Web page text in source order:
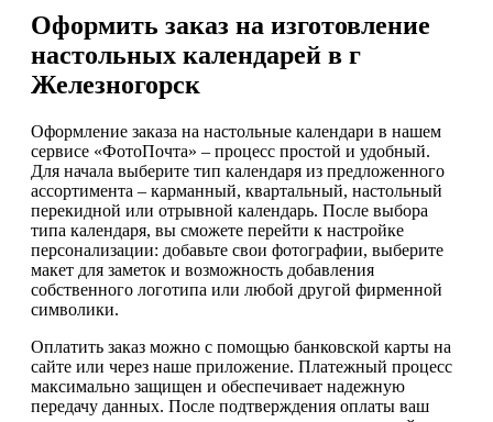
Оформить заказ на изготовление
настольных календарей в г
Железногорск
Оформление заказа на настольные календари в нашем
сервисе «ФотоПочта» – процесс простой и удобный.
Для начала выберите тип календаря из предложенного
ассортимента – карманный, квартальный, настольный
перекидной или отрывной календарь. После выбора
типа календаря, вы сможете перейти к настройке
персонализации: добавьте свои фотографии, выберите
макет для заметок и возможность добавления
собственного логотипа или любой другой фирменной
символики.
Оплатить заказ можно с помощью банковской карты на
сайте или через наше приложение. Платежный процесс
максимально защищен и обеспечивает надежную
передачу данных. После подтверждения оплаты ваш